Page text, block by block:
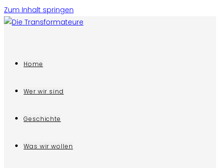
Zum Inhalt springen
Home
Wer wir sind
Geschichte
Was wir wollen